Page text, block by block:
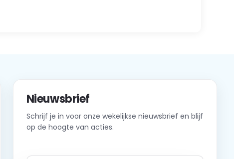
Nieuwsbrief
Schrijf je in voor onze wekelijkse nieuwsbrief en blijf
op de hoogte van acties.